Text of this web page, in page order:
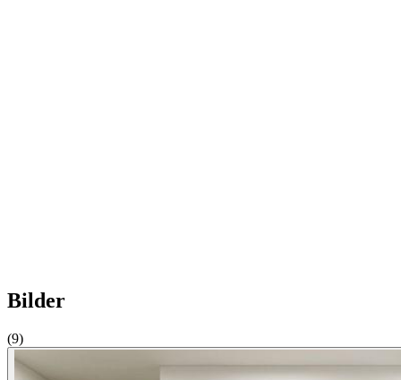
Bilder
(9)